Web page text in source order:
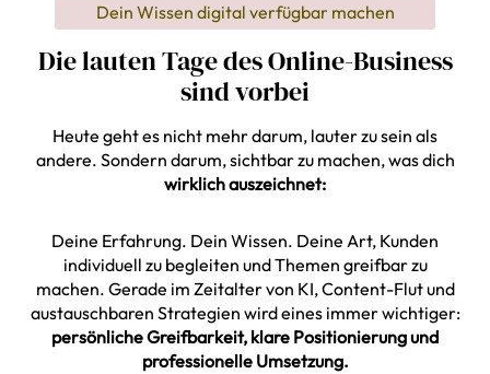
Dein Wissen digital verfügbar machen
Die lauten Tage des Online-Business
sind vorbei
Heute geht es nicht mehr darum, lauter zu sein als
andere. Sondern darum, sichtbar zu machen, was dich
wirklich auszeichnet:
Deine Erfahrung. Dein Wissen. Deine Art, Kunden
individuell zu begleiten und Themen greifbar zu
machen. Gerade im Zeitalter von KI, Content-Flut und
austauschbaren Strategien wird eines immer wichtiger:
persönliche Greifbarkeit, klare Positionierung und
professionelle Umsetzung.